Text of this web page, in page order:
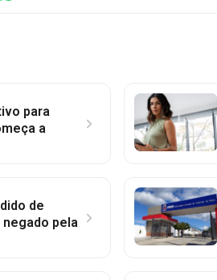
para
a
de
pela